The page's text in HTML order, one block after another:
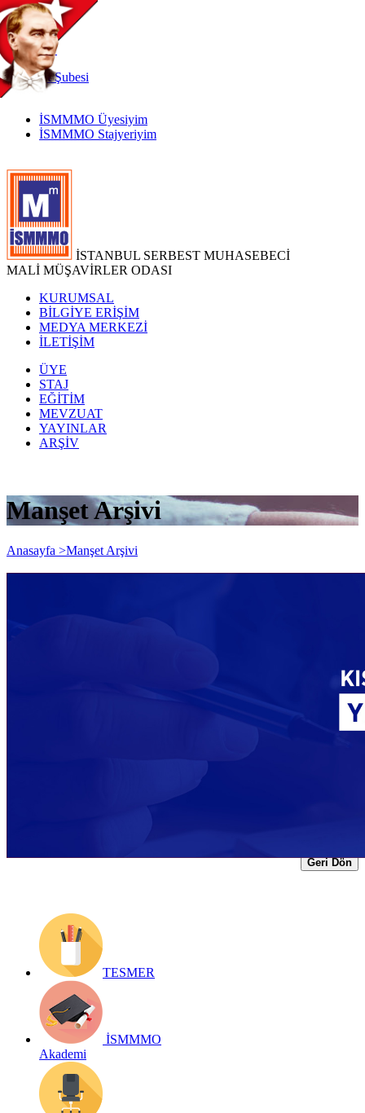
TR
|
EN
İnternetŞubesi
İSMMMO Üyesiyim
İSMMMO Stajyeriyim
İSTANBUL SERBEST MUHASEBECİ
MALİ MÜŞAVİRLER ODASI
KURUMSAL
BİLGİYE ERİŞİM
MEDYA MERKEZİ
İLETİŞİM
ÜYE
STAJ
EĞİTİM
MEVZUAT
YAYINLAR
ARŞİV
Manşet Arşivi
Anasayfa >Manşet Arşivi
Geri Dön
TESMER
İSMMMO
Akademi